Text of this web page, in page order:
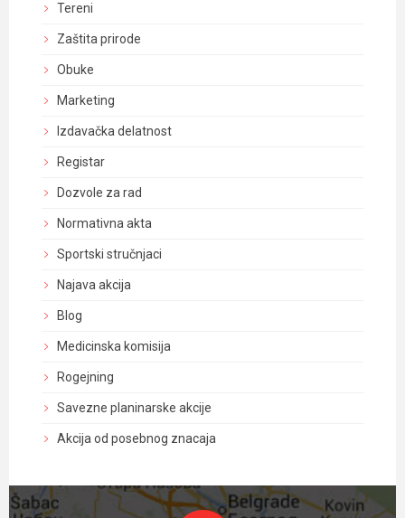
Tereni
Zaštita prirode
Obuke
Marketing
Izdavačka delatnost
Registar
Dozvole za rad
Normativna akta
Sportski stručnjaci
Najava akcija
Blog
Medicinska komisija
Rogejning
Savezne planinarske akcije
Akcija od posebnog znacaja